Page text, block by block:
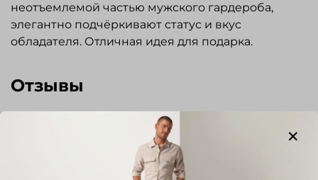
неотъемлемой частью мужского гардероба,
элегантно подчёркивают статус и вкус
обладателя. Отличная идея для подарка.
Отзывы
Отзывов еще никто не оставлял